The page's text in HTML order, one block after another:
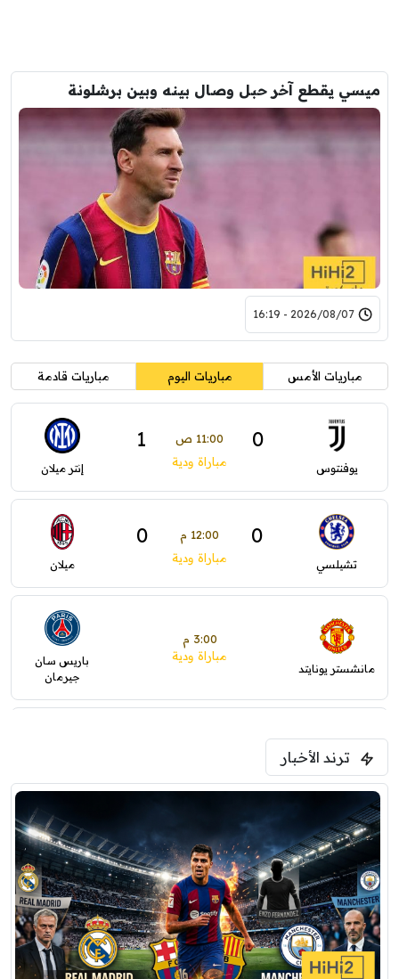
ميسي يقطع آخر حبل وصال بينه وبين برشلونة
2026/08/07 - 16:19
مباريات الأمس مباريات اليوم مباريات قادمة
يوفنتوس
0 11:00 ص 1
مباراة ودية إنتر ميلان
تشيلسي
0 12:00 م 0
مباراة ودية ميلان
مانشستر يونايتد
3:00 م
مباراة ودية
باريس سان
جيرمان
فرينتسفاروشي
برشلونة
7:00 م
مباراة ودية
نوتنغهام فورست
اودينيزي
8:00 م
مباراة ودية
برشلونة
ترند الأخبار